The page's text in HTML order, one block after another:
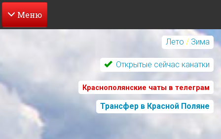
Перейти
содержанию
Лето / Зима
Открытые сейчас канатки
Краснополянские чаты в телеграм
Трансфер в Красной Поляне